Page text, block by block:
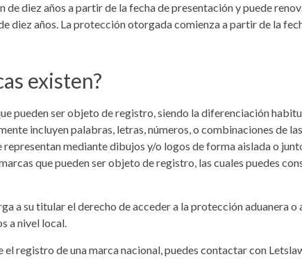
de diez años a partir de la fecha de presentación y puede
diez años. La protección otorgada comienza a partir de la
existen?
pueden ser objeto de registro, siendo la diferenciación
incluyen palabras, letras, números, o combinaciones de
representan mediante dibujos y/o logos de forma aislada o
que pueden ser objeto de registro, las cuales puedes
a su titular el derecho de acceder a la protección aduanera o
a nivel local.
registro de una marca nacional, puedes contactar con